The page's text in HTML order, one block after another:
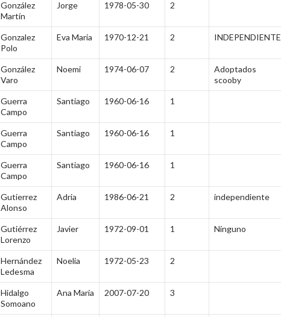
González
Martín
Jorge 1978-05-30 2
Gonzalez
Polo
Eva Maria 1970-12-21 2 INDEPENDIENTE
González
Varo
Noemi 1974-06-07 2
Adoptados
scooby
Guerra
Campo
Santiago 1960-06-16 1
Guerra
Campo
Santiago 1960-06-16 1
Guerra
Campo
Santiago 1960-06-16 1
Gutierrez
Alonso
Adria 1986-06-21 2 independiente
Gutiérrez
Lorenzo
Javier 1972-09-01 1 Ninguno
Hernández
Ledesma
Noelia 1972-05-23 2
Hidalgo
Somoano
Ana María 2007-07-20 3